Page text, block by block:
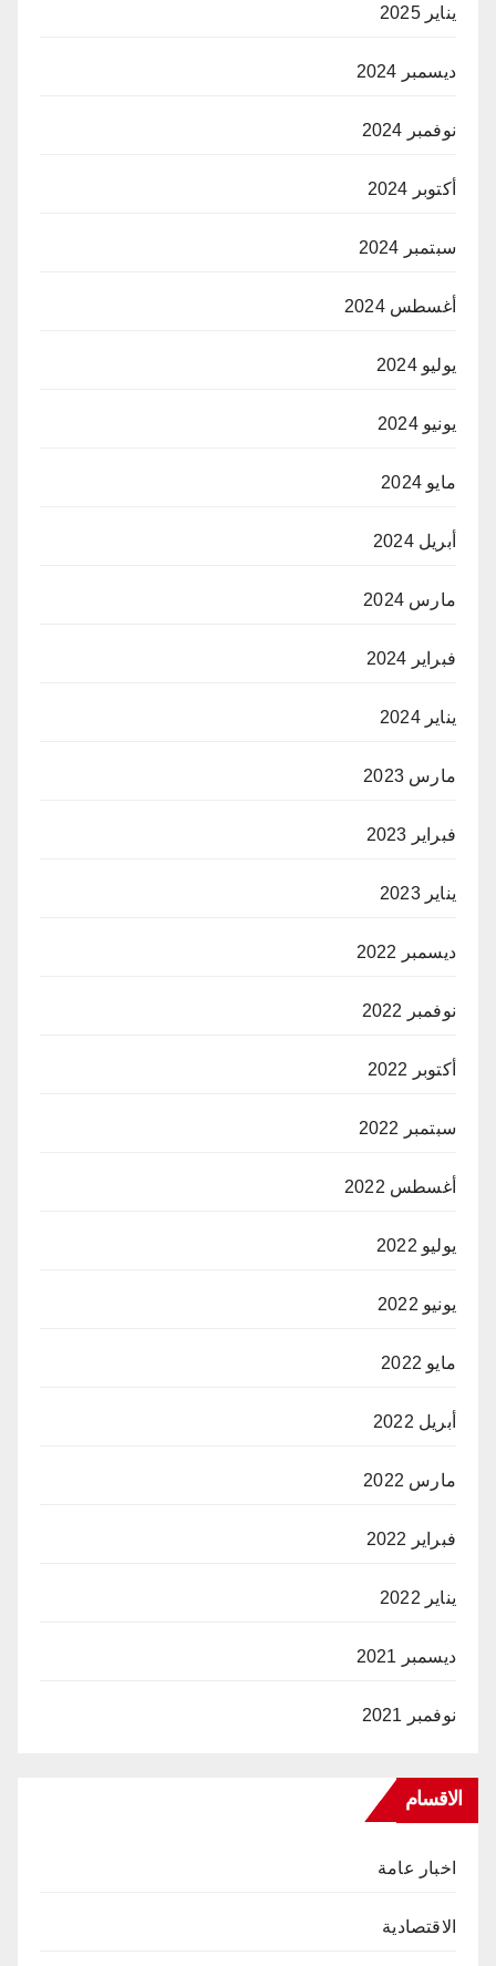
يناير 2025
ديسمبر 2024
نوفمبر 2024
أكتوبر 2024
سبتمبر 2024
أغسطس 2024
يوليو 2024
يونيو 2024
مايو 2024
أبريل 2024
مارس 2024
فبراير 2024
يناير 2024
مارس 2023
فبراير 2023
يناير 2023
ديسمبر 2022
نوفمبر 2022
أكتوبر 2022
سبتمبر 2022
أغسطس 2022
يوليو 2022
يونيو 2022
مايو 2022
أبريل 2022
مارس 2022
فبراير 2022
يناير 2022
ديسمبر 2021
نوفمبر 2021
الاقسام
اخبار عامة
الاقتصادية